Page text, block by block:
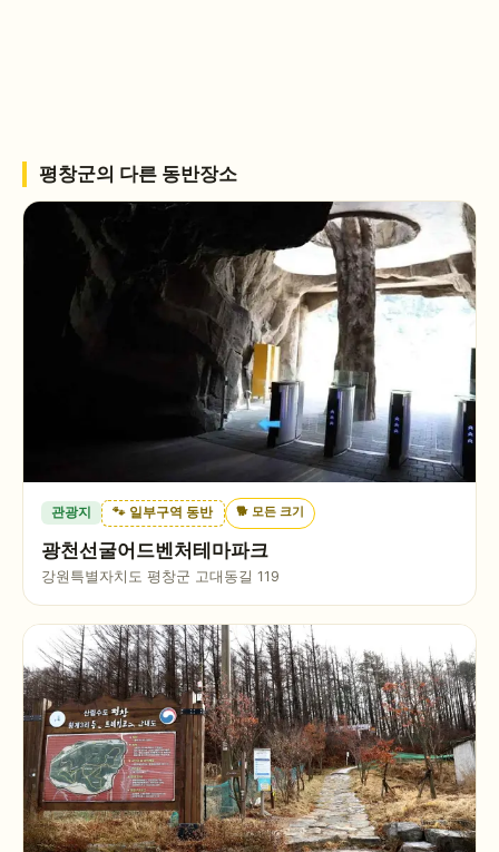
평창군의 다른 동반장소
관광지 🐾 일부구역 동반 🐕 모든 크기
광천선굴어드벤처테마파크
강원특별자치도 평창군 고대동길 119